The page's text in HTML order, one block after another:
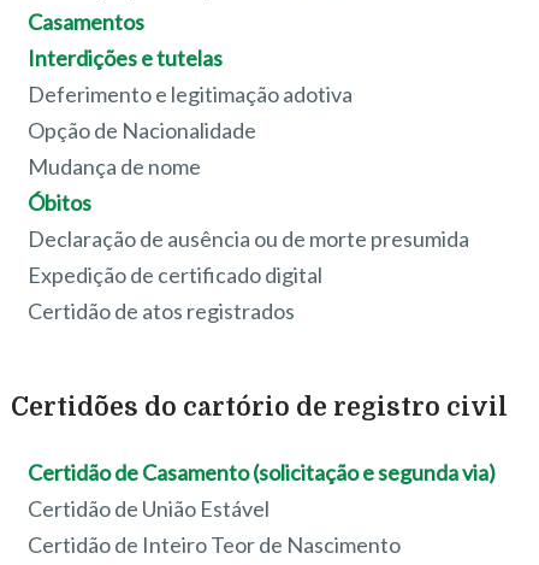
Casamentos
Interdições e tutelas
Deferimento e legitimação adotiva
Opção de Nacionalidade
Mudança de nome
Óbitos
Declaração de ausência ou de morte presumida
Expedição de certificado digital
Certidão de atos registrados
Certidões do cartório de registro civil
Certidão de Casamento (solicitação e segunda via)
Certidão de União Estável
Certidão de Inteiro Teor de Nascimento